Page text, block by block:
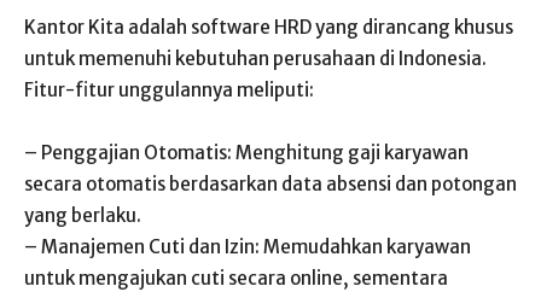
Kantor Kita adalah software HRD yang dirancang khusus
untuk memenuhi kebutuhan perusahaan di Indonesia.
Fitur-fitur unggulannya meliputi:
– Penggajian Otomatis: Menghitung gaji karyawan
secara otomatis berdasarkan data absensi dan potongan
yang berlaku.
– Manajemen Cuti dan Izin: Memudahkan karyawan
untuk mengajukan cuti secara online, sementara